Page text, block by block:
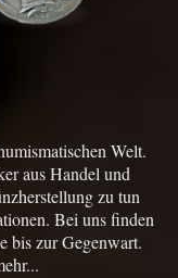
Welt.
aus Handel und
zu tun
Bei uns finden
bis zur Gegenwart.